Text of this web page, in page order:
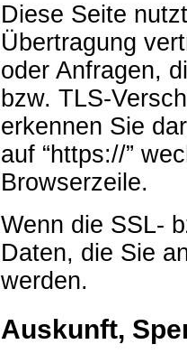
Diese Seite
Übertragung
oder Anfragen,
bzw. TLS-
erkennen Sie
auf “https://”
Browserzeile.
Wenn die SSL-
Daten, die Sie
werden.
Auskunft,